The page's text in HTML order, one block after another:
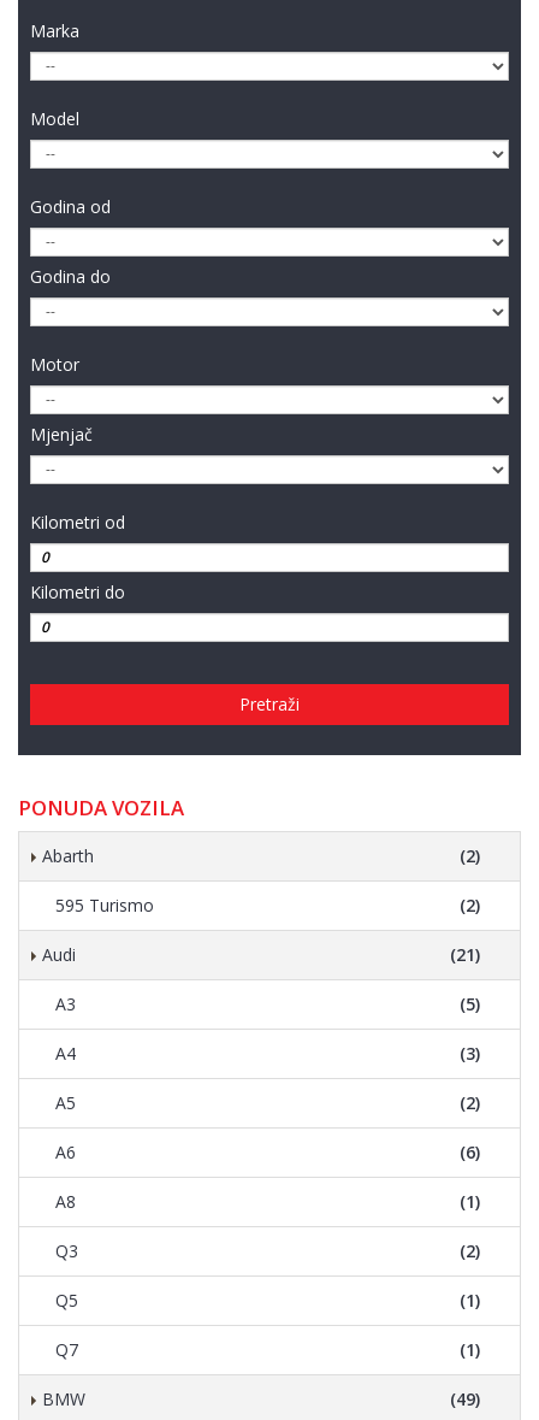
Marka
Model
Godina od
Godina do
Motor
Mjenjač
Kilometri od
Kilometri do
Pretraži
PONUDA VOZILA
Abarth (2)
595 Turismo (2)
Audi (21)
A3 (5)
A4 (3)
A5 (2)
A6 (6)
A8 (1)
Q3 (2)
Q5 (1)
Q7 (1)
BMW (49)